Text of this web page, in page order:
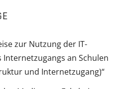
zur Nutzung der IT-
an Schulen
und Internetzugang)“